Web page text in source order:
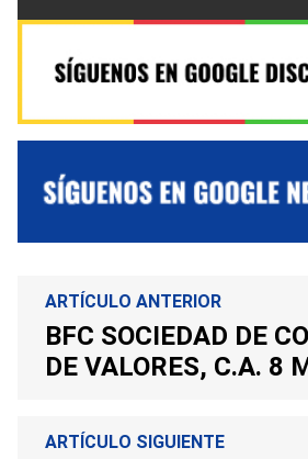
ARTÍCULO ANTERIOR
BFC SOCIEDAD DE
DE VALORES, C.A. 8
ARTÍCULO SIGUIENTE